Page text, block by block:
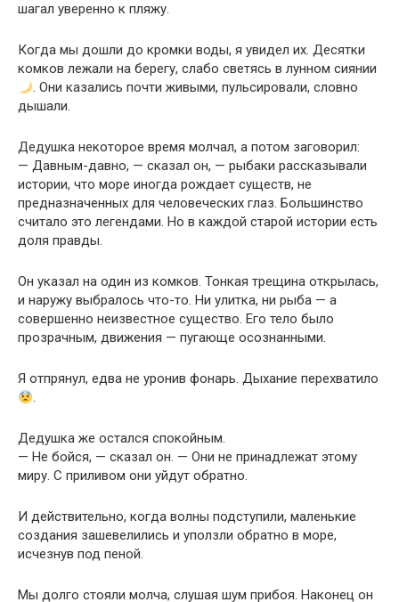
шагал уверенно к пляжу.
Когда мы дошли до кромки воды, я увидел их. Десятки
комков лежали на берегу, слабо светясь в лунном сиянии
. Они казались почти живыми, пульсировали, словно
дышали.
Дедушка некоторое время молчал, а потом заговорил:
— Давным-давно, — сказал он, — рыбаки рассказывали
истории, что море иногда рождает существ, не
предназначенных для человеческих глаз. Большинство
считало это легендами. Но в каждой старой истории есть
доля правды.
Он указал на один из комков. Тонкая трещина открылась,
и наружу выбралось что-то. Ни улитка, ни рыба — а
совершенно неизвестное существо. Его тело было
прозрачным, движения — пугающе осознанными.
Я отпрянул, едва не уронив фонарь. Дыхание перехватило
.
Дедушка же остался спокойным.
— Не бойся, — сказал он. — Они не принадлежат этому
миру. С приливом они уйдут обратно.
И действительно, когда волны подступили, маленькие
создания зашевелились и уползли обратно в море,
исчезнув под пеной.
Мы долго стояли молча, слушая шум прибоя. Наконец он